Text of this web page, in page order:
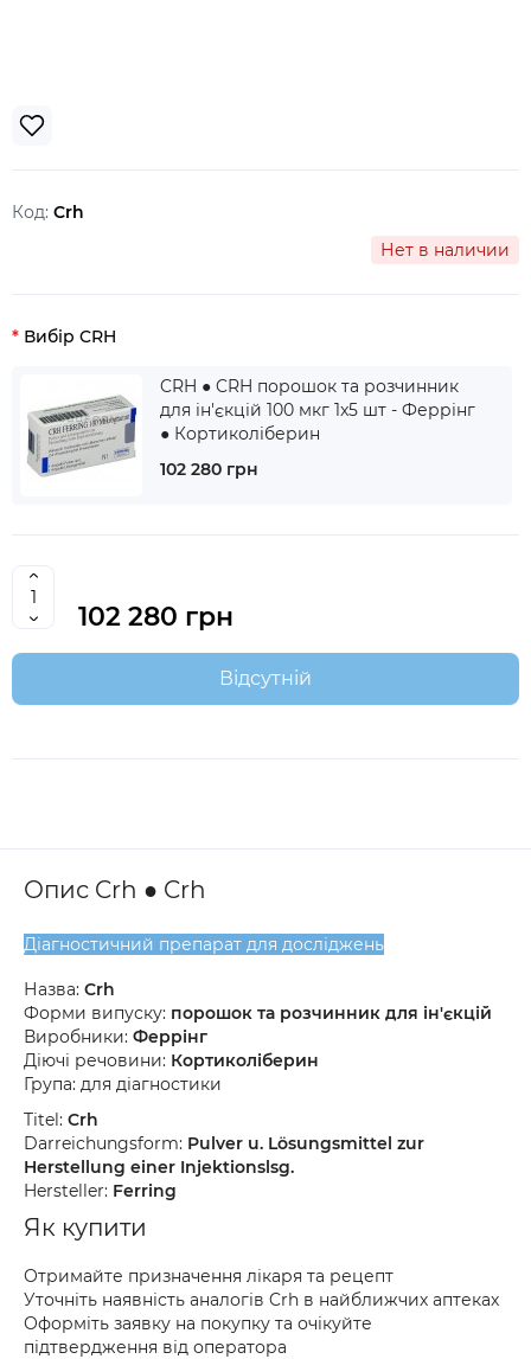
Код: Crh
Нет в наличии
Вибір CRH
CRH ● CRH порошок та розчинник
для ін'єкцій 100 мкг 1x5 шт - Феррінг
● Кортиколіберин
102 280 грн
102 280 грн
Відсутній
Опис Crh ● Crh
Діагностичний препарат для досліджень
Назва: Crh
Форми випуску: порошок та розчинник для ін'єкцій
Виробники: Феррінг
Діючі речовини: Кортиколіберин
Група: для діагностики
Titel: Crh
Darreichungsform: Pulver u. Lösungsmittel zur
Herstellung einer Injektionslsg.
Hersteller: Ferring
Як купити
Отримайте призначення лікаря та рецепт
Уточніть наявність аналогів Crh в найближчих аптеках
Оформіть заявку на покупку та очікуйте
підтвердження від оператора